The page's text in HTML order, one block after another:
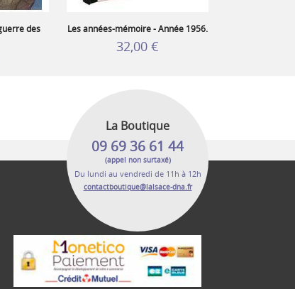
des
Les années-mémoire - Année 1956.
32,00 €
La Boutique
09 69 36 61 44
(appel non surtaxé)
Du lundi au vendredi de 11h à 12h
contactboutique@lalsace-dna.fr